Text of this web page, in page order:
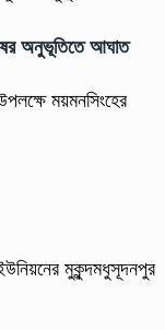
অনুভূতিতে আঘাত
ময়মনসিংহের
মুকুন্দমধুসূদনপুর